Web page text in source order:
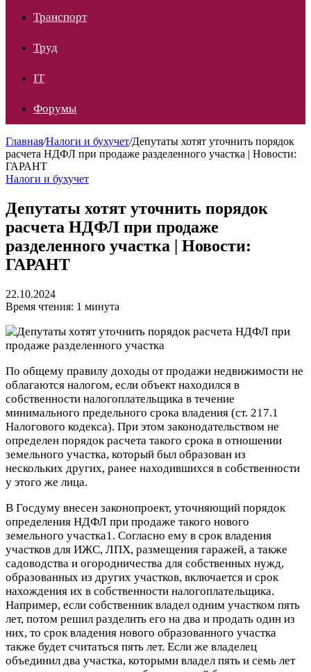
Транспорт
Труд
IT
Форумы
Главная/Налоги и бухучет/Депутаты хотят уточнить порядок
расчета НДФЛ при продаже разделенного участка | Новости:
ГАРАНТ
Налоги и бухучет
Депутаты хотят уточнить порядок
расчета НДФЛ при продаже
разделенного участка | Новости:
ГАРАНТ
22.10.2024
Время чтения: 1 минута
По общему правилу доходы от продажи недвижимости не
облагаются налогом, если объект находился в
собственности налогоплательщика в течение
минимального предельного срока владения (ст. 217.1
Налогового кодекса). При этом законодательством не
определен порядок расчета такого срока в отношении
земельного участка, который был образован из
нескольких других, ранее находившихся в собственности
у этого же лица.
В Госдуму внесен законопроект, уточняющий порядок
определения НДФЛ при продаже такого нового
земельного участка1. Согласно ему в срок владения
участков для ИЖС, ЛПХ, размещения гаражей, а также
садоводства и огородничества для собственных нужд,
образованных из других участков, включается и срок
нахождения их в собственности налогоплательщика.
Например, если собственник владел одним участком пять
лет, потом решил разделить его на два и продать один из
них, то срок владения нового образованного участка
также будет считаться пять лет. Если же владелец
объединил два участка, которыми владел пять и семь лет